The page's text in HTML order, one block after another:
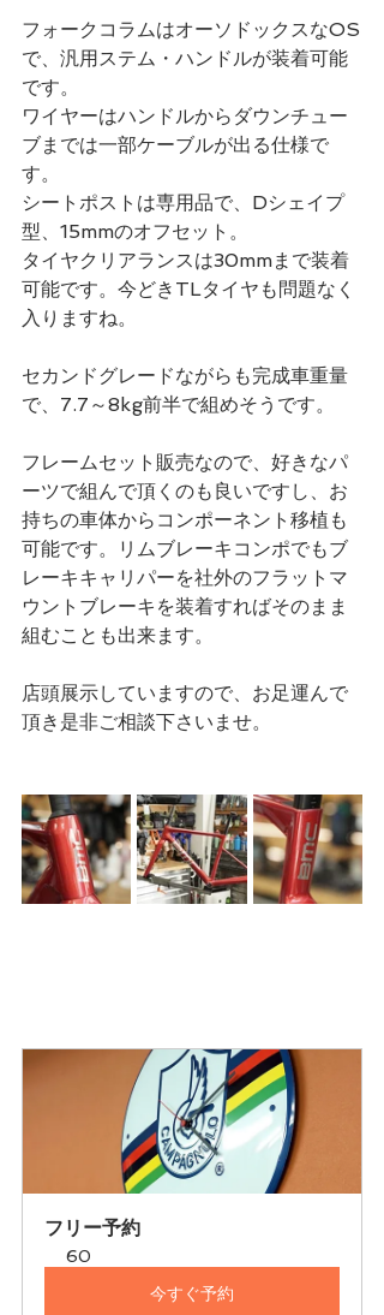
フォークコラムはオーソドックスなOS
で、汎用ステム・ハンドルが装着可能
です。
ワイヤーはハンドルからダウンチュー
ブまでは一部ケーブルが出る仕様で
す。
シートポストは専用品で、Dシェイプ
型、15mmのオフセット。
タイヤクリアランスは30mmまで装着
可能です。今どきTLタイヤも問題なく
入りますね。
セカンドグレードながらも完成車重量
で、7.7～8kg前半で組めそうです。
フレームセット販売なので、好きなパ
ーツで組んで頂くのも良いですし、お
持ちの車体からコンポーネント移植も
可能です。リムブレーキコンポでもブ
レーキキャリパーを社外のフラットマ
ウントブレーキを装着すればそのまま
組むことも出来ます。
店頭展示していますので、お足運んで
頂き是非ご相談下さいませ。
フリー予約
60
今すぐ予約